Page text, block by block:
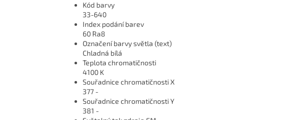
Kód barvy
33-640
Index podání barev
60 Ra8
Označení barvy světla (text)
Chladná bílá
Teplota chromatičnosti
4100 K
Souřadnice chromatičnosti X
377 -
Souřadnice chromatičnosti Y
381 -